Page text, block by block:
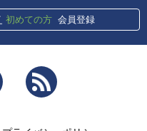
初めての方 会員登録
Twitter